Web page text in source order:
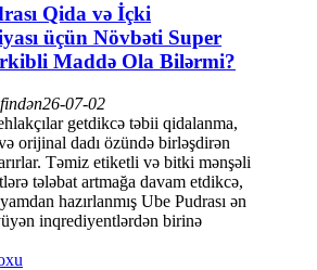
Qida və İçki
üçün Növbəti Super
Maddə Ola Bilərmi?
26-07-02
getdikcə təbii qidalanma,
orijinal dadı özündə birləşdirən
Təmiz etiketli və bitki mənşəli
tələbat artmağa davam etdikcə,
hazırlanmış Ube Pudrası ən
inqrediyentlərdən birinə